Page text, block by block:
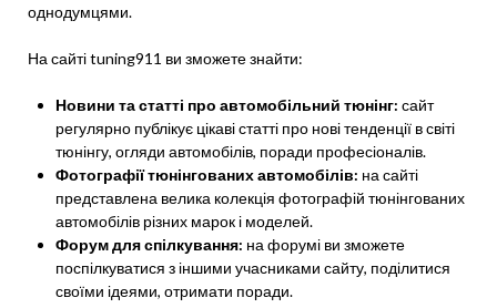
однодумцями.
На сайті tuning911 ви зможете знайти:
Новини та статті про автомобільний тюнінг: сайт
регулярно публікує цікаві статті про нові тенденції в світі
тюнінгу, огляди автомобілів, поради професіоналів.
Фотографії тюнінгованих автомобілів: на сайті
представлена велика колекція фотографій тюнінгованих
автомобілів різних марок і моделей.
Форум для спілкування: на форумі ви зможете
поспілкуватися з іншими учасниками сайту, поділитися
своїми ідеями, отримати поради.